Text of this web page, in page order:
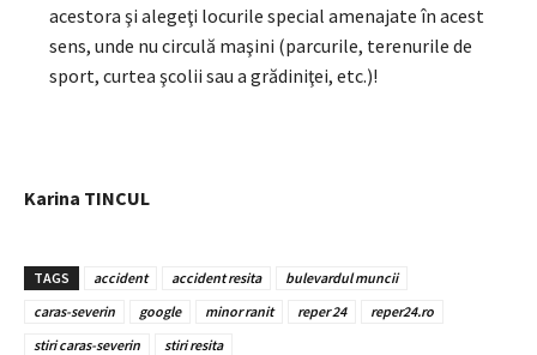
acestora şi alegeţi locurile special amenajate în acest
sens, unde nu circulă maşini (parcurile, terenurile de
sport, curtea şcolii sau a grădiniţei, etc.)!
Karina TINCUL
TAGS accident accident resita
bulevardul muncii
caras-severin
google minor ranit reper 24
reper24.ro
stiri caras-severin
stiri resita